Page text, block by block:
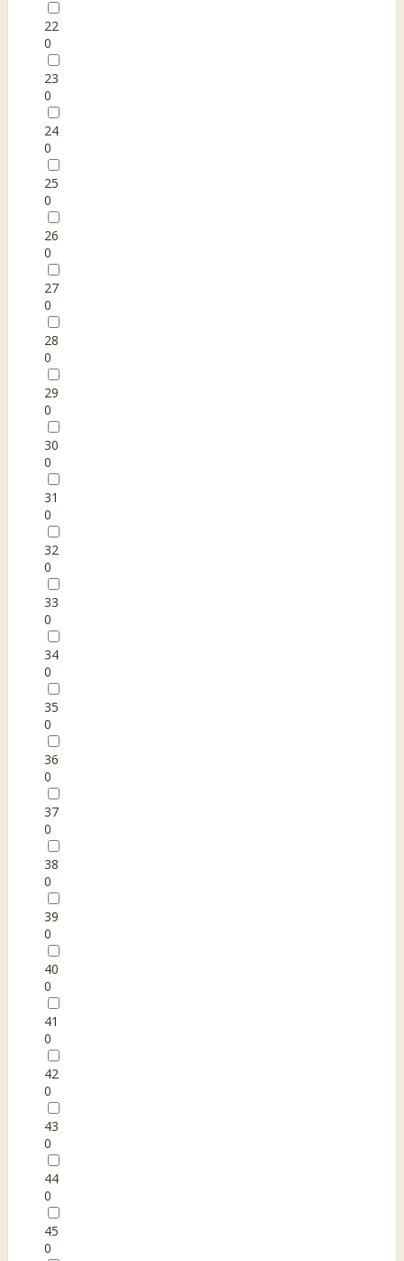
22
0
23
0
24
0
25
0
26
0
27
0
28
0
29
0
30
0
31
0
32
0
33
0
34
0
35
0
36
0
37
0
38
0
39
0
40
0
41
0
42
0
43
0
44
0
45
0